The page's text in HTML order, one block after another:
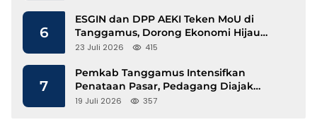
6
ESGIN dan DPP AEKI Teken MoU di
Tanggamus, Dorong Ekonomi Hijau
Berbasis Kopi dan Perdagangan Karbon
23 Juli 2026 415
7
Pemkab Tanggamus Intensifkan
Penataan Pasar, Pedagang Diajak
Tempati Pasar Modern Talang Padang
19 Juli 2026 357